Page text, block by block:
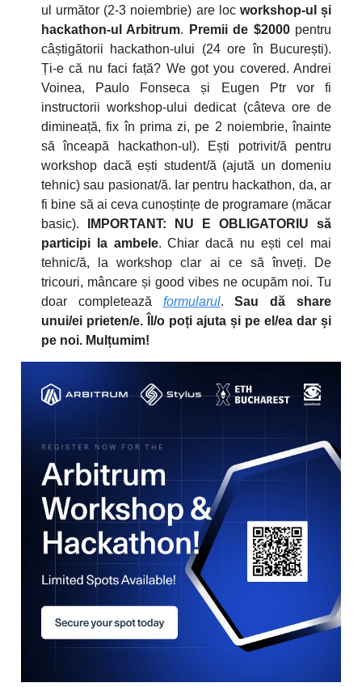
ul următor (2-3 noiembrie) are loc workshop-ul și
hackathon-ul Arbitrum. Premii de $2000pentru
câștigătorii hackathon-ului (24 ore în București).
Ți-e că nu faci față? We got you covered. Andrei
Voinea, Paulo Fonseca și Eugen Ptr vor fi
instructorii workshop-ului dedicat (câteva ore de
dimineață, fix în prima zi, pe 2 noiembrie, înainte
să înceapă hackathon-ul). Ești potrivit/ă pentru
workshop dacă ești student/ă (ajută un domeniu
tehnic) sau pasionat/ă. Iar pentru hackathon, da, ar
fi bine să ai ceva cunoștințe de programare (măcar
basic).
IMPORTANT: NU E OBLIGATORIU să
participi la ambele. Chiar dacă nu ești cel mai
tehnic/ă, la workshop clar ai ce să înveți. De
tricouri, mâncare și good vibes ne ocupăm noi. Tu
doar completează formularul.Sau dă share
unui/ei prieten/e. Îl/o poți ajuta și pe el/ea dar și
pe noi. Mulțumim!